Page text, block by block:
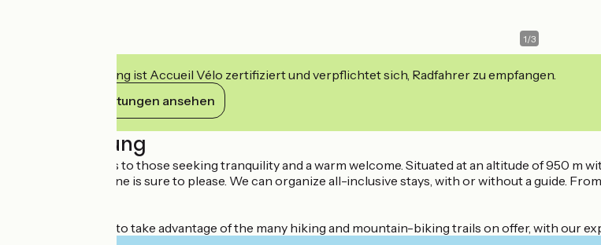
1/3
Diese Einrichtung ist Accueil Vélo zertifiziert und verpflichtet sich, Radfahrer zu empfangen.
Ihre Verpflichtungen ansehen
Beschreibung
Our home appeals to those seeking tranquility and a warm welcome. Situated at an altitude of 950
Our regional cuisine is sure to please. We can organize all-inclusive stays, with or without a guide.
You'll also be able to take advantage of the many hiking and mountain-biking trails on offer, with our